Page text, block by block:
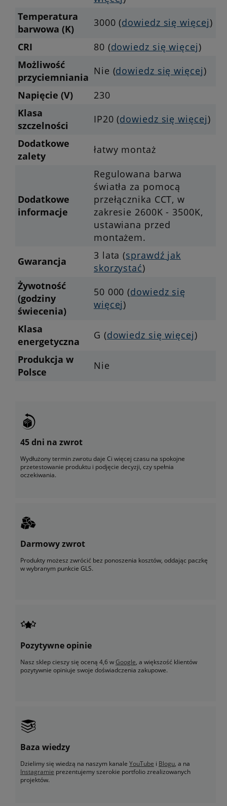
Temperatura
barwowa (K)
3000 (dowiedz się więcej)
CRI
80 (dowiedz się więcej)
Możliwość
przyciemniania
Nie (dowiedz się więcej)
Napięcie (V)
230
Klasa
szczelności
IP20 (dowiedz się więcej)
Dodatkowe
zalety
łatwy montaż
Dodatkowe
informacje
Regulowana barwa
światła za pomocą
przełącznika CCT, w
zakresie 2600K - 3500K,
ustawiana przed
montażem.
Gwarancja
3 lata (sprawdź jak
skorzystać)
Żywotność
(godziny
świecenia)
50 000 (dowiedz się
więcej)
Klasa
energetyczna
G (dowiedz się więcej)
Produkcja w
Polsce
Nie
45 dni na zwrot
Wydłużony termin zwrotu daje Ci więcej czasu na spokojne
przetestowanie produktu i podjęcie decyzji, czy spełnia
oczekiwania.
Darmowy zwrot
Produkty możesz zwrócić bez ponoszenia kosztów, oddając paczkę
w wybranym punkcie GLS.
Pozytywne opinie
Nasz sklep cieszy się oceną 4,6 wGoogle, a większość klientów
pozytywnie opiniuje swoje doświadczenia zakupowe.
Baza wiedzy
Dzielimy się wiedzą na naszym kanale YouTube i Blogu, a na
Instagramie prezentujemy szerokie portfolio zrealizowanych
projektów.